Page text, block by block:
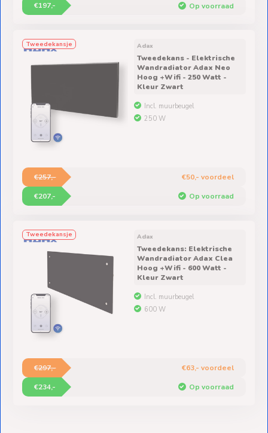
€197,- Op voorraad
Tweedekansje Adax
Tweedekans - Elektrische
Wandradiator Adax Neo
Hoog +Wifi - 250 Watt -
Kleur Zwart
Incl. muurbeugel
250 W
€257,-
€50,- voordeel
€207,-
Op voorraad
Tweedekansje Adax
Tweedekans: Elektrische
Wandradiator Adax Clea
Hoog +Wifi - 600 Watt -
Kleur Zwart
Incl. muurbeugel
600 W
€297,-
€63,- voordeel
€234,-
Op voorraad